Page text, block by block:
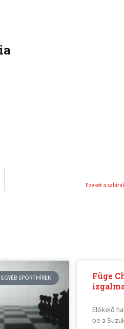
Ezeket a
EGYÉB SPORTHÍREK
Füge
Előkelő
be a